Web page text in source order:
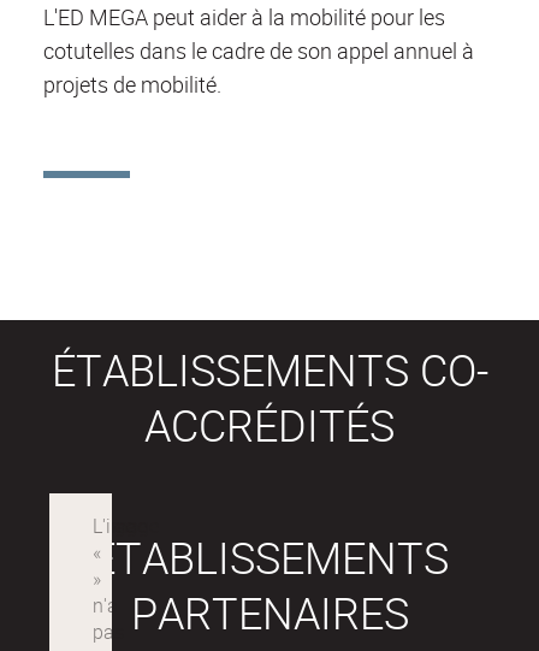
L'ED MEGA peut aider à la mobilité pour les
cotutelles dans le cadre de son appel annuel à
projets de mobilité.
ÉTABLISSEMENTS CO-
ACCRÉDITÉS
ÉTABLISSEMENTS
PARTENAIRES